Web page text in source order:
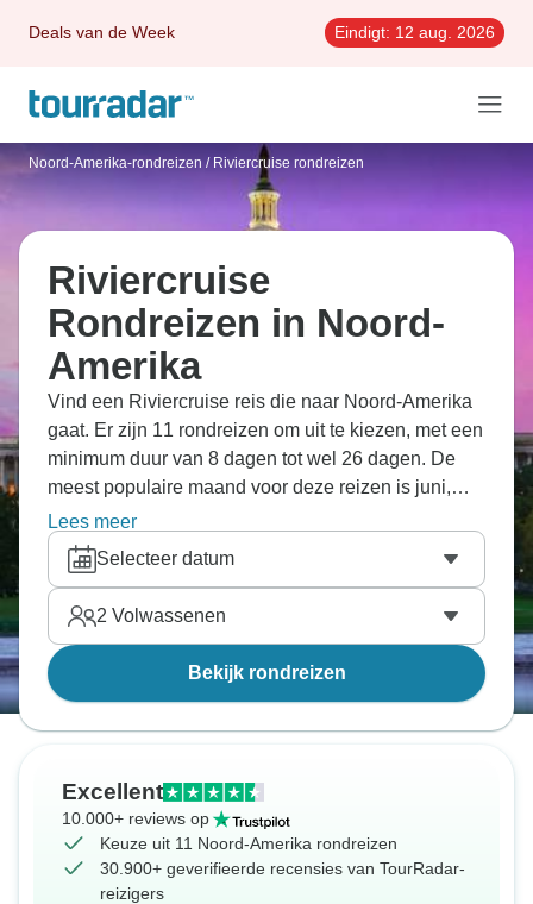
Deals van de Week Eindigt: 12 aug. 2026
Noord-Amerika-rondreizen / Riviercruise rondreizen
Riviercruise
Rondreizen in Noord-
Amerika
Vind een Riviercruise reis die naar Noord-Amerika
gaat. Er zijn 11 rondreizen om uit te kiezen, met een
minimum duur van 8 dagen tot wel 26 dagen. De
meest populaire maand voor deze reizen is juni,
dan beginnen de meeste reizen.
Lees meer
Selecteer datum
2 Volwassenen
Bekijk rondreizen
Excellent
10.000+ reviews op
Keuze uit 11 Noord-Amerika rondreizen
30.900+ geverifieerde recensies van TourRadar-
reizigers